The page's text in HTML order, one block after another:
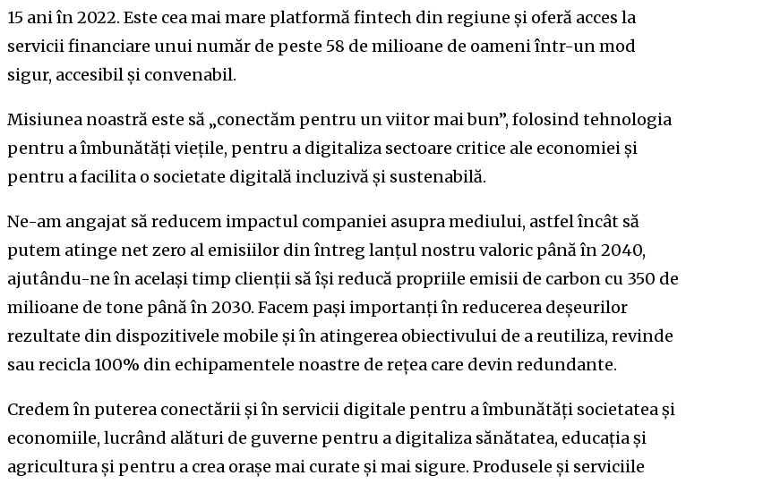
15 ani în 2022. Este cea mai mare platformă fintech din regiune și oferă acces la
servicii financiare unui număr de peste 58 de milioane de oameni într-un mod
sigur, accesibil și convenabil.
Misiunea noastră este să „conectăm pentru un viitor mai bun”, folosind tehnologia
pentru a îmbunătăți viețile, pentru a digitaliza sectoare critice ale economiei și
pentru a facilita o societate digitală incluzivă și sustenabilă.
Ne-am angajat să reducem impactul companiei asupra mediului, astfel încât să
putem atinge net zero al emisiilor din întreg lanțul nostru valoric până în 2040,
ajutându-ne în același timp clienții să își reducă propriile emisii de carbon cu 350 de
milioane de tone până în 2030. Facem pași importanți în reducerea deșeurilor
rezultate din dispozitivele mobile și în atingerea obiectivului de a reutiliza, revinde
sau recicla 100% din echipamentele noastre de rețea care devin redundante.
Credem în puterea conectării și în servicii digitale pentru a îmbunătăți societatea și
economiile, lucrând alături de guverne pentru a digitaliza sănătatea, educația și
agricultura și pentru a crea orașe mai curate și mai sigure. Produsele și serviciile